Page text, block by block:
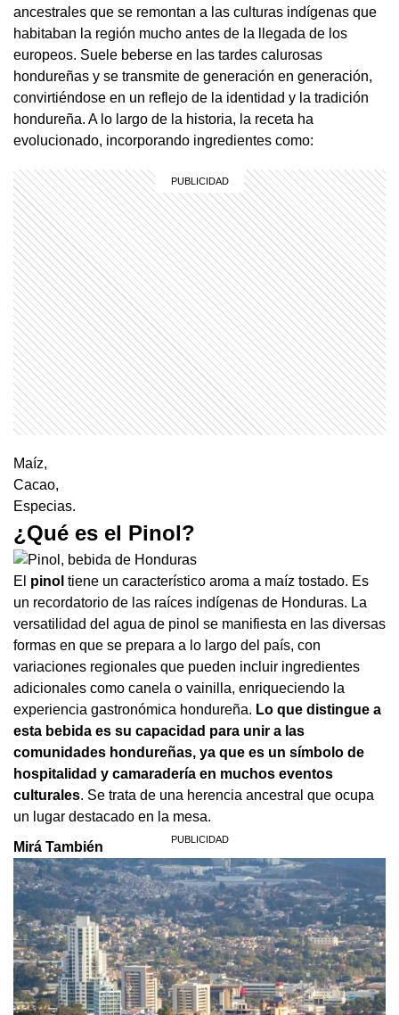
ancestrales que se remontan a las culturas indígenas que
habitaban la región mucho antes de la llegada de los
europeos. Suele beberse en las tardes calurosas
hondureñas y se transmite de generación en generación,
convirtiéndose en un reflejo de la identidad y la tradición
hondureña. A lo largo de la historia, la receta ha
evolucionado, incorporando ingredientes como:
Maíz,
Cacao,
Especias.
¿Qué es el Pinol?
El pinol tiene un característico aroma a maíz tostado. Es
un recordatorio de las raíces indígenas de Honduras. La
versatilidad del agua de pinol se manifiesta en las diversas
formas en que se prepara a lo largo del país, con
variaciones regionales que pueden incluir ingredientes
adicionales como canela o vainilla, enriqueciendo la
experiencia gastronómica hondureña. Lo que distingue a
esta bebida es su capacidad para unir a las
comunidades hondureñas, ya que es un símbolo de
hospitalidad y camaradería en muchos eventos
culturales. Se trata de una herencia ancestral que ocupa
un lugar destacado en la mesa.
Mirá También